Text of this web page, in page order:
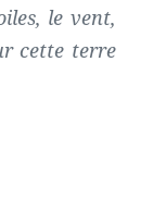
le vent,
cette terre